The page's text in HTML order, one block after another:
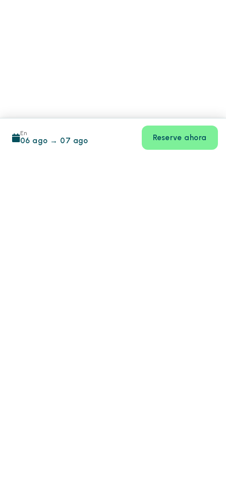
En
06 ago → 07 ago Reserve ahora